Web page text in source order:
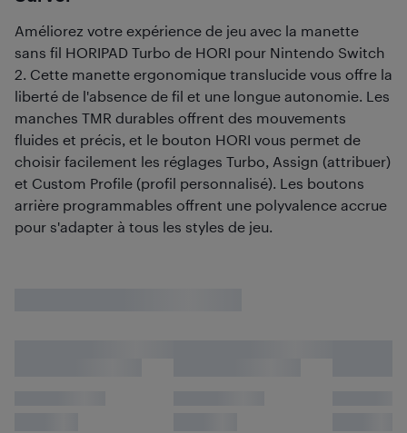
Améliorez votre expérience de jeu avec la manette
sans fil HORIPAD Turbo de HORI pour Nintendo Switch
2. Cette manette ergonomique translucide vous offre la
liberté de l'absence de fil et une longue autonomie. Les
manches TMR durables offrent des mouvements
fluides et précis, et le bouton HORI vous permet de
choisir facilement les réglages Turbo, Assign (attribuer)
et Custom Profile (profil personnalisé). Les boutons
arrière programmables offrent une polyvalence accrue
pour s'adapter à tous les styles de jeu.